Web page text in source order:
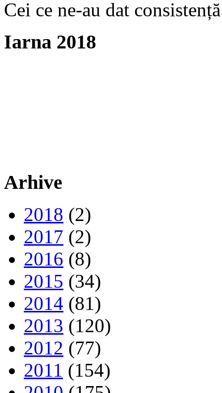
Cei ce ne-au dat
Iarna 2018
Arhive
2018 (2)
2017 (2)
2016 (8)
2015 (34)
2014 (81)
2013 (120)
2012 (77)
2011 (154)